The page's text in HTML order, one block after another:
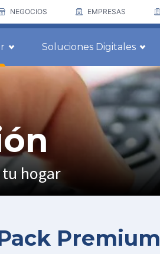
NEGOCIOS EMPRESAS
Soluciones Digitales
hogar
Premium